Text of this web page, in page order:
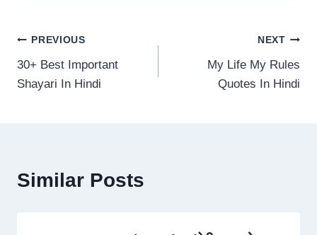
Post
navigation
PREVIOUS
30+ Best Important
Shayari In Hindi
NEXT
My Life My Rules
Quotes In Hindi
Similar Posts